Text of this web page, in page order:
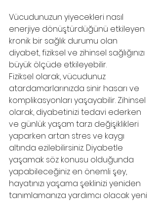
Vücudunuzun yiyecekleri nasıl
enerjiye dönüştürdüğünü etkileyen
kronik bir sağlık durumu olan
diyabet, fiziksel ve zihinsel sağlığınızı
büyük ölçüde etkileyebilir.
Fiziksel olarak, vücudunuz
atardamarlarınızda sinir hasarı ve
komplikasyonları yaşayabilir. Zihinsel
olarak, diyabetinizi tedavi ederken
ve günlük yaşam tarzı değişiklikleri
yaparken artan stres ve kaygı
altında ezilebilirsiniz. Diyabetle
yaşamak söz konusu olduğunda
yapabileceğiniz en önemli şey,
hayatınızı yaşama şeklinizi yeniden
tanımlamanıza yardımcı olacak yeni